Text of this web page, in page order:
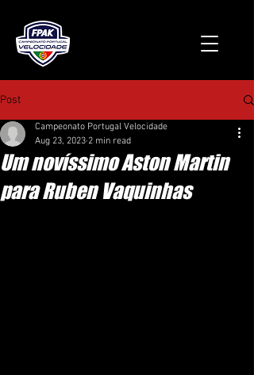
Post
Um novíssimo Aston Martin
para Ruben Vaquinhas
Campeonato Portugal Velocidade
Aug 23, 2023 2 min read